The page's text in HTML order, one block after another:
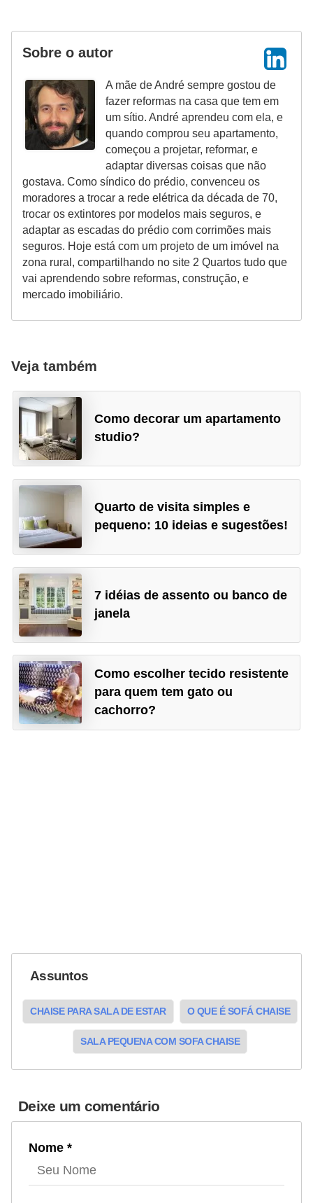
Sobre o autor
A mãe de André sempre gostou de
fazer reformas na casa que tem em
um sítio. André aprendeu com ela, e
quando comprou seu apartamento,
começou a projetar, reformar, e
adaptar diversas coisas que não
gostava. Como síndico do prédio, convenceu os
moradores a trocar a rede elétrica da década de 70,
trocar os extintores por modelos mais seguros, e
adaptar as escadas do prédio com corrimões mais
seguros. Hoje está com um projeto de um imóvel na
zona rural, compartilhando no site 2 Quartos tudo que
vai aprendendo sobre reformas, construção, e
mercado imobiliário.
Veja também
Como decorar um apartamento
studio?
Quarto de visita simples e
pequeno: 10 ideias e sugestões!
7 idéias de assento ou banco de
janela
Como escolher tecido resistente
para quem tem gato ou
cachorro?
Assuntos
CHAISE PARA SALA DE ESTAR O QUE É SOFÁ CHAISE
SALA PEQUENA COM SOFA CHAISE
Deixe um comentário
Nome *